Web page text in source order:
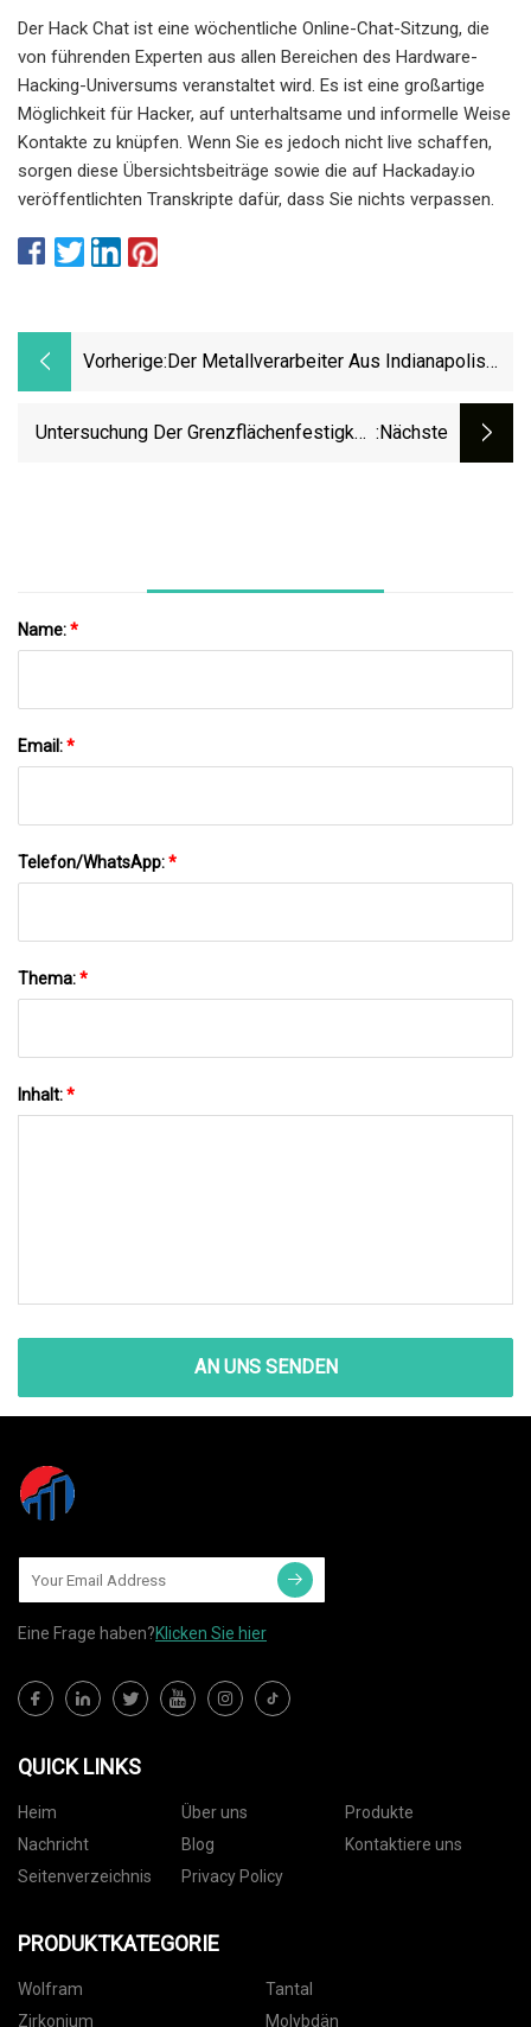
Der Hack Chat ist eine wöchentliche Online-Chat-Sitzung, die
von führenden Experten aus allen Bereichen des Hardware-
Hacking-Universums veranstaltet wird. Es ist eine großartige
Möglichkeit für Hacker, auf unterhaltsame und informelle Weise
Kontakte zu knüpfen. Wenn Sie es jedoch nicht live schaffen,
sorgen diese Übersichtsbeiträge sowie die auf Hackaday.io
veröffentlichten Transkripte dafür, dass Sie nichts verpassen.
Vorherige: Der Metallverarbeiter Aus Indianapolis
Pennsylvania Verkauft
Untersuchung Der Grenzflächenfestigkeit :nächste
Name:*
Email:*
Telefon/WhatsApp:*
Thema:*
Inhalt:*
AN UNS SENDEN
Eine Frage haben?Klicken Sie hier
QUICK LINKS
Heim Über uns
Produkte
Nachricht
Blog
Kontaktiere uns
Seitenverzeichnis
Privacy Policy
PRODUKTKATEGORIE
Wolfram
Tantal
Zirkonium
Molybdän